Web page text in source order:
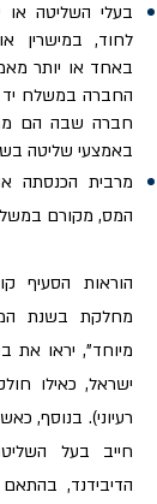
בעלי השליטה או
באחד או יותר
החברה במשלח יד
חברה שבה הם
באמצעי שליטה בשיעור של
מרבית הכנסתה
המס, מקורם
הוראות הסעיף
מחלקת בשנת
מיוחד", יראו את
ישראל, כאילו
רעיוני). בנוסף,
חייב בעל
הדיבידנד,